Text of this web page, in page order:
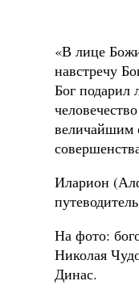
«В лице
навстречу
Бог подарил
величайшим
Иларион
На фото:
Николая
Динас.